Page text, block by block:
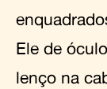
Ele de
lenço na